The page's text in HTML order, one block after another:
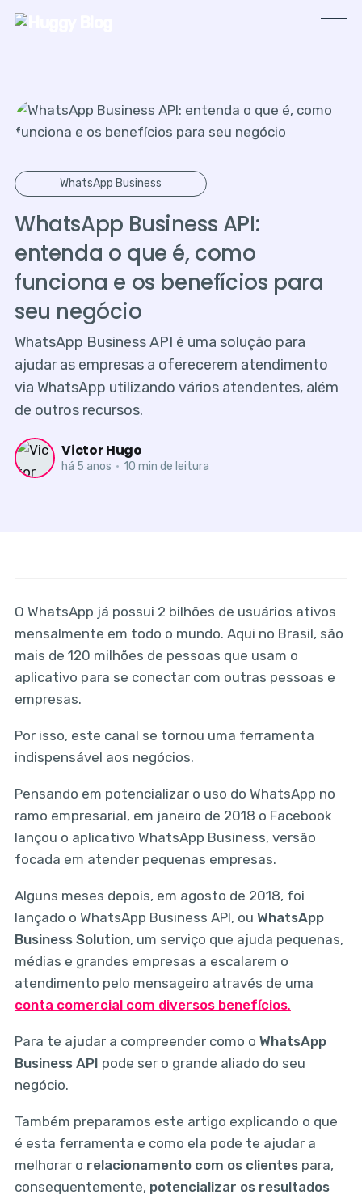
WhatsApp Business
WhatsApp Business API:
entenda o que é, como
funciona e os benefícios para
seu negócio
WhatsApp Business API é uma solução para
ajudar as empresas a oferecerem atendimento
via WhatsApp utilizando vários atendentes, além
de outros recursos.
Victor Hugo
há 5 anos • 10 min de leitura
O WhatsApp já possui 2 bilhões de usuários ativos
mensalmente em todo o mundo. Aqui no Brasil, são
mais de 120 milhões de pessoas que usam o
aplicativo para se conectar com outras pessoas e
empresas.
Por isso, este canal se tornou uma ferramenta
indispensável aos negócios.
Pensando em potencializar o uso do WhatsApp no
ramo empresarial, em janeiro de 2018 o Facebook
lançou o aplicativo WhatsApp Business, versão
focada em atender pequenas empresas.
Alguns meses depois, em agosto de 2018, foi
lançado o WhatsApp Business API, ou WhatsApp
Business Solution, um serviço que ajuda pequenas,
médias e grandes empresas a escalarem o
atendimento pelo mensageiro através de uma
conta comercial com diversos benefícios.
Para te ajudar a compreender como o WhatsApp
Business API pode ser o grande aliado do seu
negócio.
Também preparamos este artigo explicando o que
é esta ferramenta e como ela pode te ajudar a
melhorar o relacionamento com os clientespara,
consequentemente, potencializar os resultados